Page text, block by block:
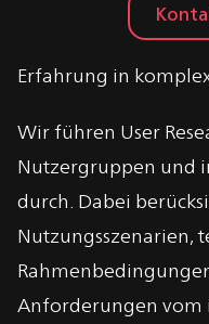
Erfahrung in
Wir führen User
Nutzergruppen und
durch. Dabei
Nutzungsszenarien,
Anforderungen vom